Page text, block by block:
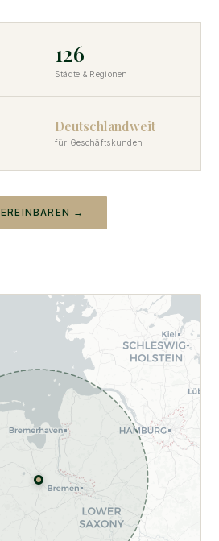
126
Städte & Regionen
Deutschlandweit
für Geschäftskunden
→